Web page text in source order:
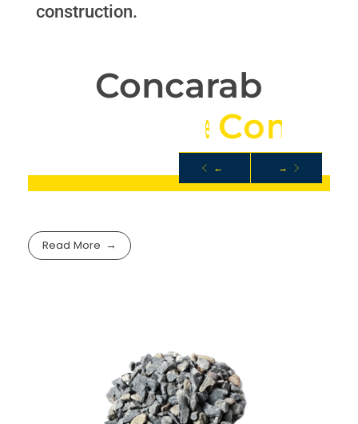
construction.
Concarab
e Con
← →
Read More